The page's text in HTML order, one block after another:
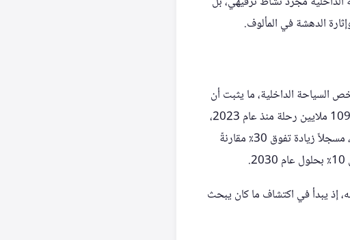
الدهشة في المألوف.
مستوى العالم يخص السياحة الداخلية، ما يثبت أن
المواطن هو القوة الدافعة الأساسية لهذا القطاع. وفي المملكة، سجلت عدد الرحلات الداخلية 109 ملايين رحلة منذ عام 2023،
وهو أعلى رقم وصل إليه القطاع في تاريخ البلاد. أما الإنفاق المحلي فقد بلغ 100 مليار ريال، مسجلاً زيادة تفوق 30٪ مقارنةً
إذ يبدأ في اكتشاف ما كان يبحث